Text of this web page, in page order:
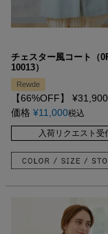
チェスター風コート（
10013）
Rewde
【66%OFF】 ¥31,900
価格 ¥11,000税込
入荷リクエスト受